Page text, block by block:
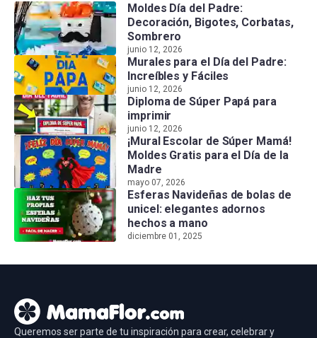
Moldes Día del Padre:
Decoración, Bigotes, Corbatas,
Sombrero
junio 12, 2026
Murales para el Día del Padre:
Increíbles y Fáciles
junio 12, 2026
Diploma de Súper Papá para
imprimir
junio 12, 2026
¡Mural Escolar de Súper Mamá!
Moldes Gratis para el Día de la
Madre
mayo 07, 2026
Esferas Navideñas de bolas de
unicel: elegantes adornos
hechos a mano
diciembre 01, 2025
Queremos ser parte de tu inspiración para crear, celebrar y